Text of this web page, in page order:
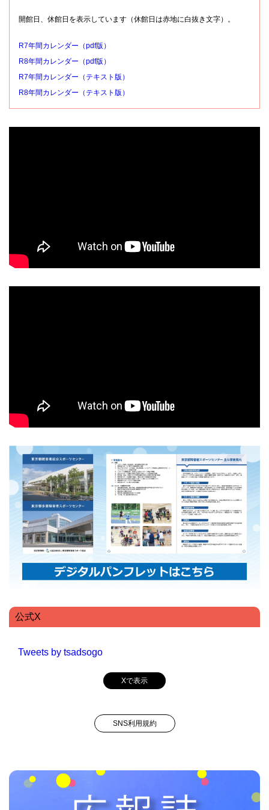
開館日、休館日を表示しています（休館日は赤地に白抜き文字）。
R7年間カレンダー（pdf版）
R8年間カレンダー（pdf版）
R7年間カレンダー（テキスト版）
R8年間カレンダー（テキスト版）
公式X
Tweets by tsadsogo
Xで表示
SNS利用規約